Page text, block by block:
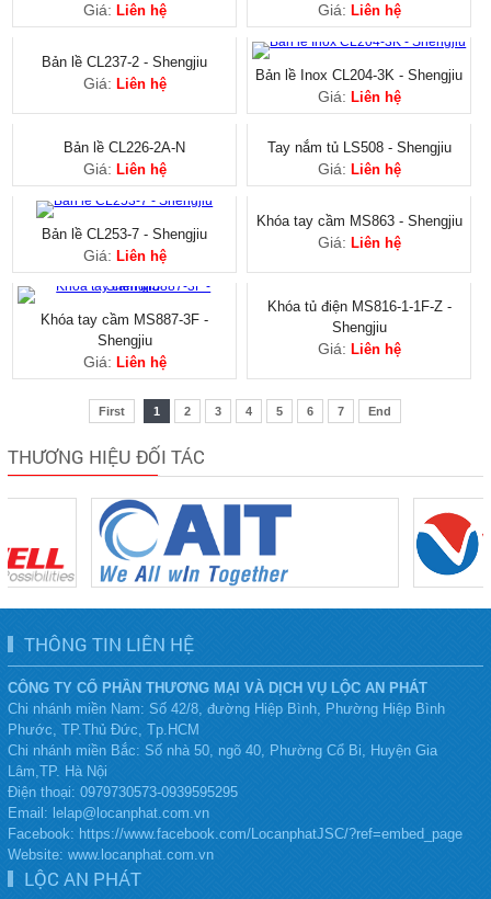
Giá: Liên hệ Giá: Liên hệ
Bản lề CL237-2 - Shengjiu
Giá: Liên hệ
Bản lề Inox CL204-3K - Shengjiu
Giá:Liên hệ
Giá:Liên hệ Giá:Liên hệ
Bản lề CL253-7 - Shengjiu
Giá:Liên hệ
Giá: Liên hệ
Khóa tay cầm MS887-3F -
Shengjiu
Giá:Liên hệ
Shengjiu
Giá:Liên hệ
THƯƠNG HIỆU ĐỐI TÁC
Chi nhánh miền Nam: Số 42/8, đường Hiệp Bình, Phường Hiệp Bình
Phước, TP.Thủ Đức, Tp.HCM
Chi nhánh miền Bắc: Số nhà 50, ngõ 40, Phường Cổ Bi, Huyện Gia
Lâm,TP. Hà Nội
Điện thoại:0979730573-0939595295
Email: lelap@locanphat.com.vn
Facebook: https://www.facebook.com/LocanphatJSC/?ref=embed_page
Website: www.locanphat.com.vn
LỘC AN PHÁT